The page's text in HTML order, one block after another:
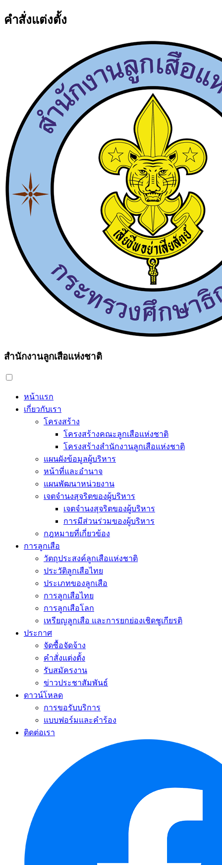
คำสั่งแต่งตั้ง
สำนักงานลูกเสือแห่งชาติ
หน้าแรก
เกี่ยวกับเรา
โครงสร้าง
โครงสร้างคณะลูกเสือแห่งชาติ
โครงสร้างสำนักงานลูกเสือแห่งชาติ
แผนผังข้อมูลผู้บริหาร
หน้าที่และอำนาจ
แผนพัฒนาหน่วยงาน
เจตจำนงสุจริตของผู้บริหาร
เจตจำนงสุจริตของผู้บริหาร
การมีส่วนร่วมของผู้บริหาร
กฎหมายที่เกี่ยวข้อง
การลูกเสือ
วัตถุประสงค์ลูกเสือแห่งชาติ
ประวัติลูกเสือไทย
ประเภทของลูกเสือ
การลูกเสือไทย
การลูกเสือโลก
เหรียญลูกเสือ และการยกย่องเชิดชูเกียรติ
ประกาศ
จัดซื้อจัดจ้าง
คำสั่งแต่งตั้ง
รับสมัครงาน
ข่าวประชาสัมพันธ์
ดาวน์โหลด
การขอรับบริการ
แบบฟอร์มและคำร้อง
ติดต่อเรา